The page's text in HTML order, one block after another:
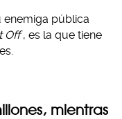
enemiga pública
Off, es la que tiene
mientras